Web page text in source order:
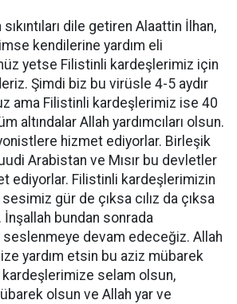
dile getiren Alaattin İlhan,
kendilerine yardım eli
yetse Filistinli kardeşlerimiz için
Şimdi biz bu virüsle 4-5 aydır
ama Filistinli kardeşlerimiz ise 40
altındalar Allah yardımcıları olsun.
hizmet ediyorlar. Birleşik
Arabistan ve Mısır bu devletler
ediyorlar. Filistinli kardeşlerimizin
sesimiz gür de çıksa cılız da çıksa
İnşallah bundan sonrada
devam edeceğiz. Allah
yardım etsin bu aziz mübarek
selam olsun,
olsun ve Allah yar ve